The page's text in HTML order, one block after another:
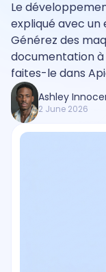
Le
expliqué avec un
Générez des
documentation
faites-le dans
Ashley
2 June 2026